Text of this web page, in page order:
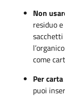
Non
residuo
come
Per
puoi